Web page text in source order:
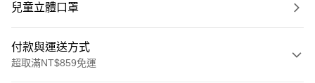
兒童立體口罩
付款與運送方式
超取滿NT$859免運